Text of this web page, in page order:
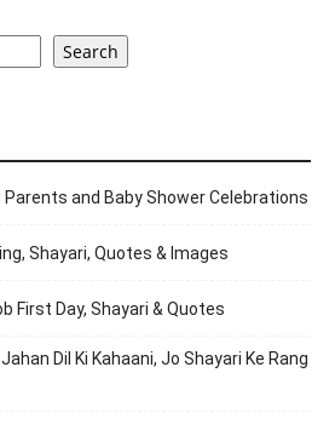
Search
and Baby Shower Celebrations
Shayari, Quotes & Images
First Day, Shayari & Quotes
Dil Ki Kahaani, Jo Shayari Ke Rang